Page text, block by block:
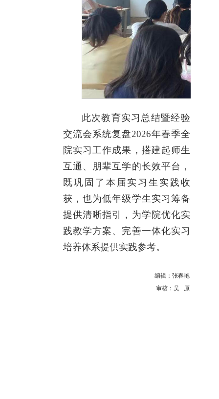
此次教育实习总结暨经验
交流会系统复盘2026年春季全
院实习工作成果，搭建起师生
互通、朋辈互学的长效平台，
既巩固了本届实习生实践收
获，也为低年级学生实习筹备
提供清晰指引，为学院优化实
践教学方案、完善一体化实习
培养体系提供实践参考。
编辑：张春艳
审核：吴 原